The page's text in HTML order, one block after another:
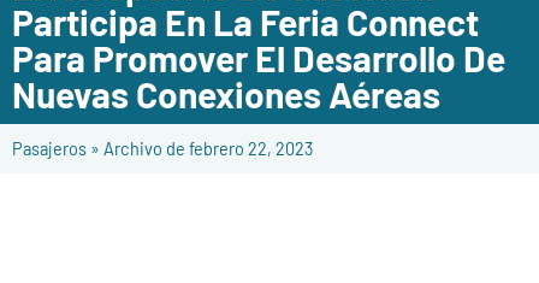
Participa En La Feria Connect
Para Promover El Desarrollo De
Nuevas Conexiones Aéreas
Pasajeros » Archivo de febrero 22, 2023